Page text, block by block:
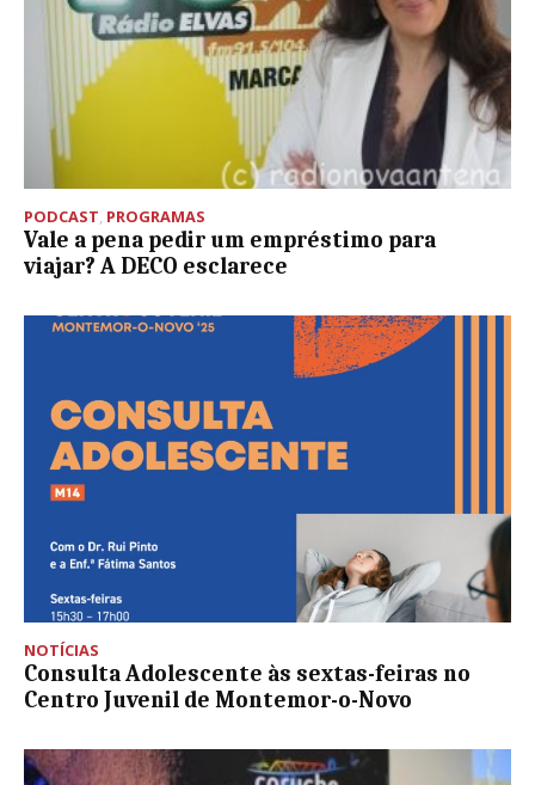
PODCAST PROGRAMAS
Vale a pena pedir um empréstimo para
viajar? A DECO esclarece
NOTÍCIAS
Consulta Adolescente às sextas-feiras no
Centro Juvenil de Montemor-o-Novo